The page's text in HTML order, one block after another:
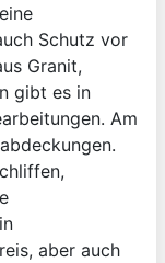
Schutz vor
Granit,
gibt es in
Am
aber auch